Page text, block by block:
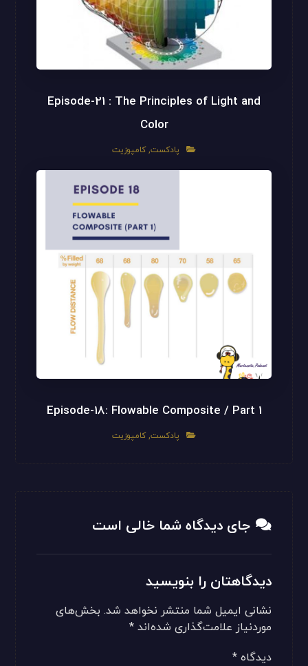
Episode-21 : The Principles of Light and
Color
پادکست, کامپوزیت
Episode-18: Flowable Composite / Part 1
پادکست, کامپوزیت
جای دیدگاه شما خالی است
دیدگاهتان را بنویسید
نشانی ایمیل شما منتشر نخواهد شد. بخش‌های
موردنیاز علامت‌گذاری شده‌اند*
دیدگاه*